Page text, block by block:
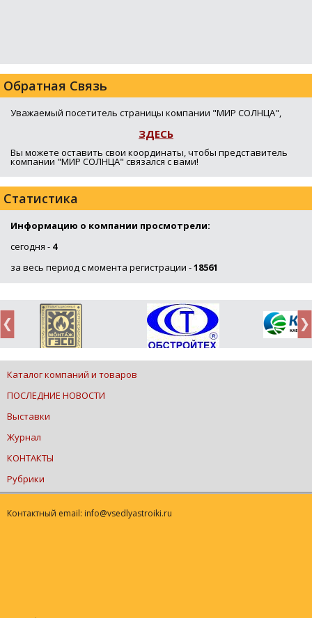
Обратная Связь
Уважаемый посетитель страницы компании "МИР СОЛНЦА",
ЗДЕСЬ
Вы можете оставить свои координаты, чтобы представитель
компании "МИР СОЛНЦА" связался с вами!
Статистика
Информацию о компании просмотрели:
сегодня - 4
за весь период с момента регистрации -18561
Каталог компаний и товаров
ПОСЛЕДНИЕ НОВОСТИ
Выставки
Журнал
КОНТАКТЫ
Рубрики
Контактный email: info@vsedlyastroiki.ru